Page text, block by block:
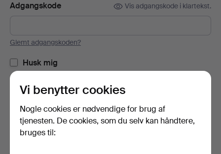
Adgangskode Vis adgangskode i klartekst.
Glemt adgangskoden?
Husk mig
Log ind
eller log ind via Facebook her
Vi benytter cookies
Nogle cookies er nødvendige for brug af
tjenesten. De cookies, som du selv kan håndtere,
bruges til: